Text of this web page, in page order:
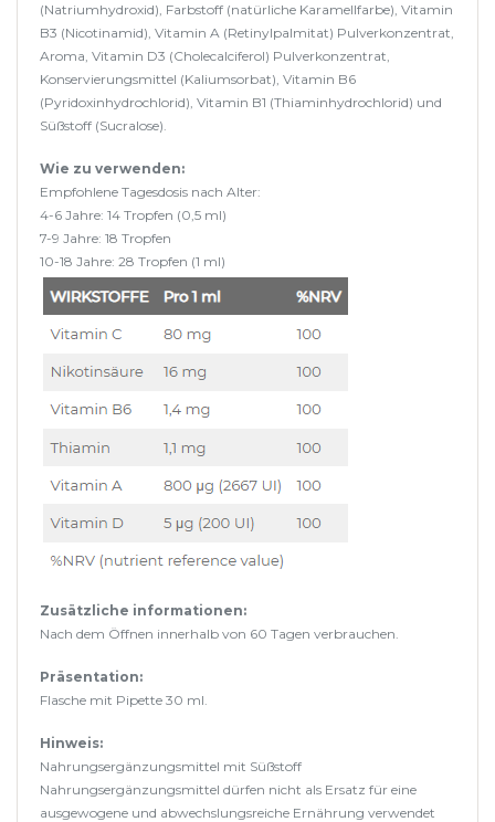
(Natriumhydroxid), Farbstoff (natürliche Karamellfarbe), Vitamin
B3 (Nicotinamid), Vitamin A (Retinylpalmitat) Pulverkonzentrat,
Aroma, Vitamin D3 (Cholecalciferol) Pulverkonzentrat,
Konservierungsmittel (Kaliumsorbat), Vitamin B6
(Pyridoxinhydrochlorid), Vitamin B1 (Thiaminhydrochlorid) und
Süßstoff (Sucralose).
Wie zu verwenden:
Empfohlene Tagesdosis nach Alter:
4-6 Jahre: 14 Tropfen (0,5 ml)
7-9 Jahre: 18 Tropfen
10-18 Jahre: 28 Tropfen (1 ml)
Zusätzliche informationen:
Nach dem Öffnen innerhalb von 60 Tagen verbrauchen.
Präsentation:
Flasche mit Pipette 30 ml.
Hinweis:
Nahrungsergänzungsmittel mit Süßstoff
Nahrungsergänzungsmittel dürfen nicht als Ersatz für eine
ausgewogene und abwechslungsreiche Ernährung verwendet